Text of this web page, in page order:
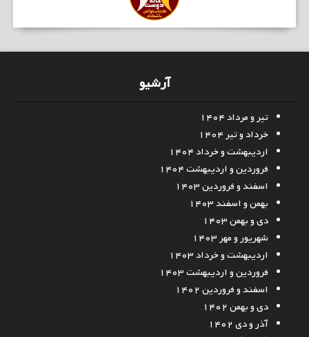
آرشیو
تیر و مرداد ۱۴۰۴
خرداد و تیر ۱۴۰۴
اردیبهشت و خرداد ۱۴۰۴
فروردین و اردیبهشت ۱۴۰۴
اسفند و فروردین ۱۴۰۳
بهمن و اسفند ۱۴۰۳
دی و بهمن ۱۴۰۳
شهریور و مهر ۱۴۰۳
اردیبهشت و خرداد ۱۴۰۳
فروردین و اردیبهشت ۱۴۰۳
اسفند و فروردین ۱۴۰۲
دی و بهمن ۱۴۰۲
آذر و دی ۱۴۰۲